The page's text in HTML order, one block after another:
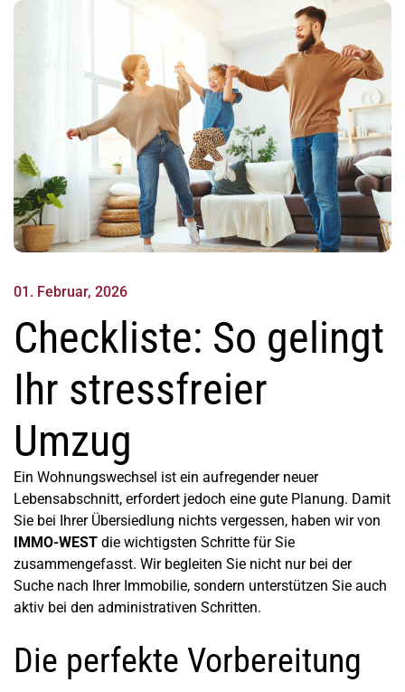
01. Februar, 2026
Checkliste: So gelingt
Ihr stressfreier
Umzug
Ein Wohnungswechsel ist ein aufregender neuer
Lebensabschnitt, erfordert jedoch eine gute Planung. Damit
Sie bei Ihrer Übersiedlung nichts vergessen, haben wir von
IMMO-WEST die wichtigsten Schritte für Sie
zusammengefasst. Wir begleiten Sie nicht nur bei der
Suche nach Ihrer Immobilie, sondern unterstützen Sie auch
aktiv bei den administrativen Schritten.
Die perfekte Vorbereitung